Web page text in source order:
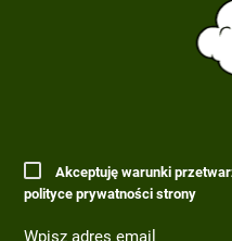
Akceptuję warunki
polityce prywatności strony